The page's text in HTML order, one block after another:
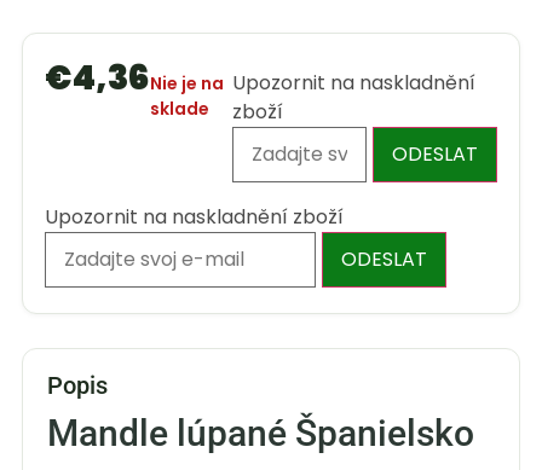
€4,36Nie je na
sklade
Upozornit na naskladnění
zboží
ODESLAT
Upozornit na naskladnění zboží
ODESLAT
Popis
Mandle lúpané Španielsko